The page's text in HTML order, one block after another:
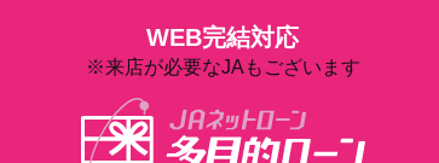
WEB完結対応
※来店が必要なJAもございます